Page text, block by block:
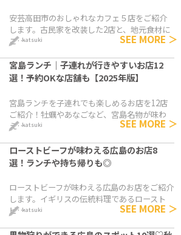
安芸高田市のおしゃれなカフェ５店をご紹介
します。古民家を改装した2店と、地元食材に
こ…katsuki SEE MORE ＞
宮島ランチ｜子連れが行きやすいお店12
選！予約OKな店舗も【2025年版】
宮島ランチを子連れでも楽しめるお店を12店
ご紹介！牡蠣やあなごなど、宮島名物が味わ
え…katsuki SEE MORE ＞
ローストビーフが味わえる広島のお店8
選！ランチや持ち帰りも◎
ローストビーフが味わえる広島のお店をご紹介
します。イギリスの伝統料理であるロースト
ビ…katsuki SEE MORE ＞